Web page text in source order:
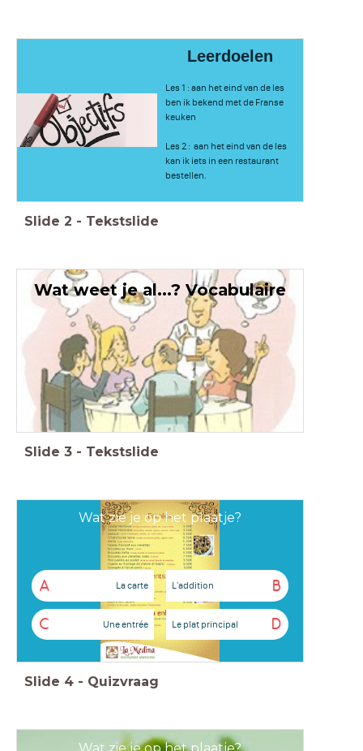
Leerdoelen
Les 1 : aan het eind van de les
ben ik bekend met de Franse
keuken​
Les 2 : aan het eind van de les
kan ik iets in een restaurant
bestellen.​
Slide 2 - Tekstslide
Wat weet je al...? Vocabulaire
Slide 3 - Tekstslide
Wat zie je op het plaatje?
A La carte B
L'addition
C Une entrée D
Le plat principal
Slide 4 - Quizvraag